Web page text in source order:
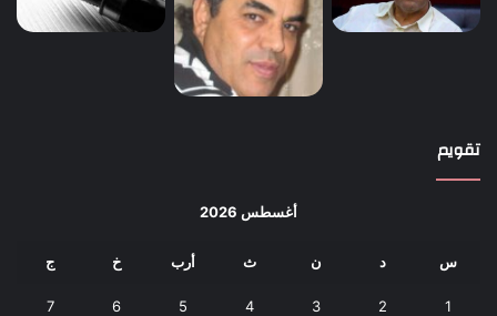
تقويم
أغسطس 2026
س د ن ث أرب خ ج
1
2
3
4
5
6
7